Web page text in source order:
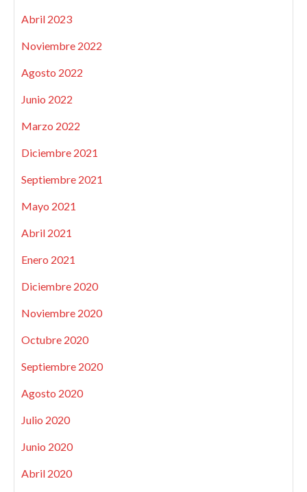
Abril 2023
Noviembre 2022
Agosto 2022
Junio 2022
Marzo 2022
Diciembre 2021
Septiembre 2021
Mayo 2021
Abril 2021
Enero 2021
Diciembre 2020
Noviembre 2020
Octubre 2020
Septiembre 2020
Agosto 2020
Julio 2020
Junio 2020
Abril 2020